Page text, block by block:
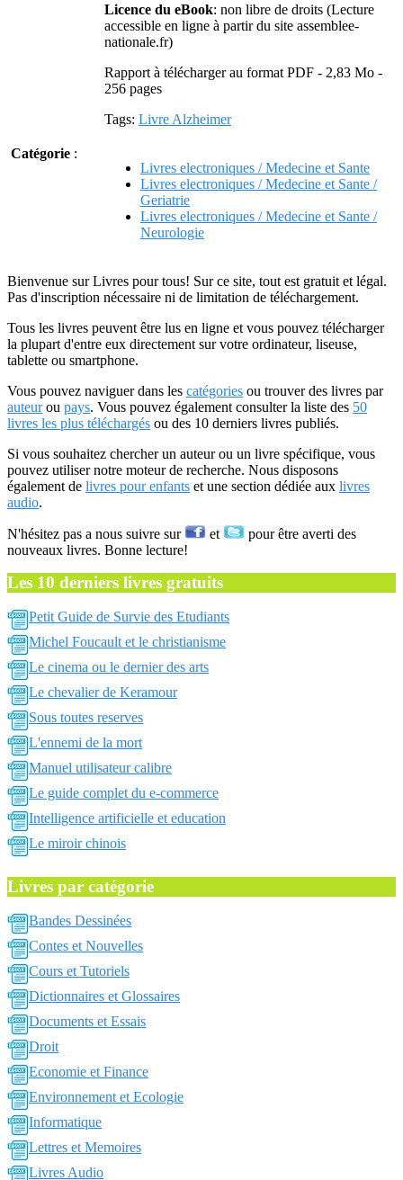
Licence du eBook: non libre de droits (Lecture
accessible en ligne à partir du site assemblee-
nationale.fr)
Rapport à télécharger au format PDF - 2,83 Mo -
256 pages
Tags: Livre Alzheimer
Catégorie :
Livres electroniques / Medecine et Sante
Livres electroniques / Medecine et Sante /
Geriatrie
Livres electroniques / Medecine et Sante /
Neurologie
Bienvenue sur Livres pour tous! Sur ce site, tout est gratuit et légal.
Pas d'inscription nécessaire ni de limitation de téléchargement.
Tous les livres peuvent être lus en ligne et vous pouvez télécharger
la plupart d'entre eux directement sur votre ordinateur, liseuse,
tablette ou smartphone.
Vous pouvez naviguer dans les catégories ou trouver des livres par
auteurou pays. Vous pouvez également consulter la liste des 50
livres les plus téléchargés ou des 10 derniers livres publiés.
Si vous souhaitez chercher un auteur ou un livre spécifique, vous
pouvez utiliser notre moteur de recherche. Nous disposons
également de livres pour enfants et une section dédiée aux livres
audio.
N'hésitez pas a nous suivre sur et
pour être averti des
nouveaux livres. Bonne lecture!
Les 10 derniers livres gratuits
Petit Guide de Survie des Etudiants
Michel Foucault et le christianisme
Le cinema ou le dernier des arts
Le chevalier de Keramour
Sous toutes reserves
L'ennemi de la mort
Manuel utilisateur calibre
Le guide complet du e-commerce
Intelligence artificielle et education
Le miroir chinois
Livres par catégorie
Bandes Dessinées
Contes et Nouvelles
Cours et Tutoriels
Dictionnaires et Glossaires
Documents et Essais
Droit
Economie et Finance
Environnement et Ecologie
Informatique
Lettres et Memoires
Livres Audio